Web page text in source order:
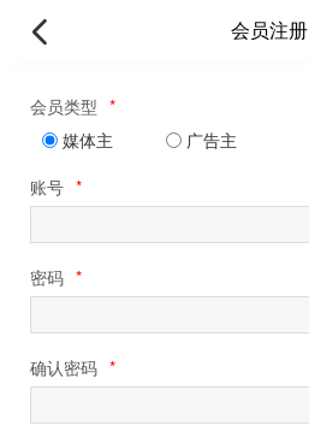
会员注册
会员类型 *
媒体主
广告主
账号 *
密码 *
确认密码 *